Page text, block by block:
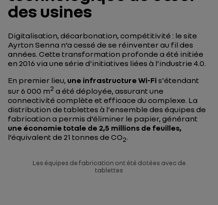
des usines
Digitalisation, décarbonation, compétitivité : le site
Ayrton Senna n’a cessé de se réinventer au fil des
années. Cette transformation profonde a été initiée
en 2016 via une série d'initiatives liées à l’industrie 4.0.
En premier lieu, une infrastructure Wi-Fis'étendant
sur 6 000 m2 a été déployée, assurant une
connectivité complète et efficace du complexe. La
distribution de tablettes à l'ensemble des équipes de
fabrication a permis d’éliminer le papier, générant
une économie totale de 2,5 millions de feuilles,
l’équivalent de 21 tonnes de CO2.
Les équipes de fabrication ont été dotées avec de
tablettes